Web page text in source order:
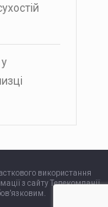
використання
з сайту Телекомпанії